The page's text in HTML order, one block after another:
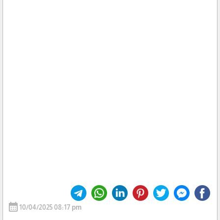
calendar_month 10/04/2025 08:17 pm